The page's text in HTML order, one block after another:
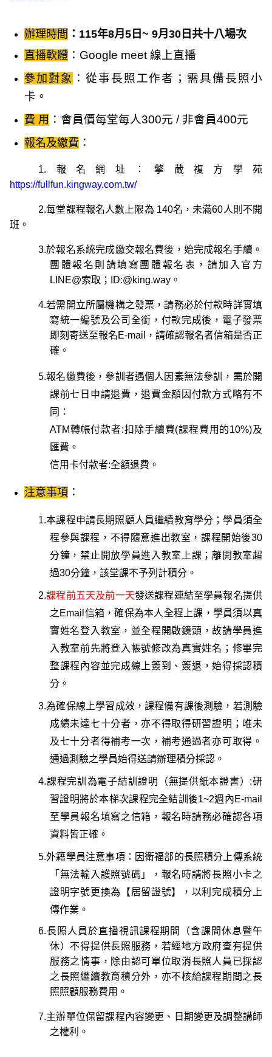
辦理時間 ：115年8月 5日 ~ 9月30日共十八場次
直播軟體 ：Google meet 線上直播
參加對象 ：從事長照工作者；需具備長照小
卡 。
費 用 ：會員價每堂每人300元 / 非會員400元
報名及繳費 ：
1. 報名網址：擎葳複方學苑
https://fullfun.kingway.com.tw/
2.每堂課程報名人數上限為 140名，未滿60人則不開
班。
3.於報名系統完成繳交報名費後，始完成報名手續。
團體報名則請填寫團體報名表，請加入官方
LINE@索取；ID:@king.way。
4.若需開立所屬機構之發票，請務必於付款時詳實填
寫統一編號及公司全銜，付款完成後，電子發票
即刻寄送至報名E-mail，請確認報名者信箱是否正
確。
5.報名繳費後，參訓者遇個人因素無法參訓，需於開
課前七日申請退費，退費金額因付款方式略有不
同：
ATM轉帳付款者:扣除手續費(課程費用的10%)及
匯費。
信用卡付款者:全額退費。
注意事項 ：
1.本課程申請長期照顧人員繼續教育學分；學員須全
程參與課程 ，不得隨意進出教室，課程開始後30
分鐘，禁止開放學員進入教室上課；離開教室超
過30分鐘，該堂課不予列計積分。
2.課程前五天及前一天發送課程連結至學員報名提供
之Email信箱，確保為本人全程上課， 學員須以真
實姓名登入教室，並全程開啟鏡頭 ，故請學員進
入教室前先將登入帳號修改為真實姓名；修畢完
整課程內容並完成線上簽到、簽退 ，始得採認積
分。
3.為確保線上學習成效，課程備有課後測驗 ，若測驗
成績未達七十分者，亦不得取得研習證明；唯未
及七十分者得補考一次，補考通過者亦可取得。
通過測驗之學員始得送請辦理積分採認 。
4.課程完訓為電子結訓證明（無提供紙本證書）;研
習證明將於本梯次課程完全結訓後1~2週內E-mail
至學員報名填寫之信箱， 報名時請務必確認各項
資料皆正確 。
5.外籍學員注意事項 ：因衛福部的長照積分上傳系統
「無法輸入護照號碼」，報名時請將長照小卡之
證明字號更換為【居留證號】，以利完成積分上
傳作業。
6.長照人員於直播視訊課程期間
（含課間休息暨午
休） 不得提供長照服務， 若經地方政府查有提供
服務之情事，除由認可單位取消長照人員已採認
之長照繼續教育積分外，亦不核給課程期間之長
照照顧服務費用。
7.主辦單位保留課程內容變更、日期變更及調整講師
之權利。